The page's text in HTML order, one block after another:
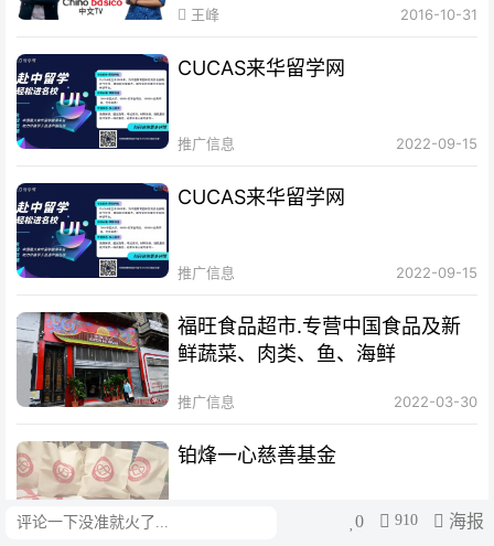
评论 0 910 海报
王峰 2016-10-31
CUCAS来华留学网
推广信息 2022-09-15
CUCAS来华留学网
推广信息 2022-09-15
福旺食品超市.专营中国食品及新
鲜蔬菜、肉类、鱼、海鲜
推广信息 2022-03-30
铂烽一心慈善基金
2019-12-17